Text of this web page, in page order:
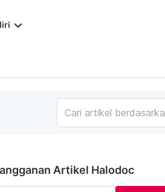
keyboard_arrow_down
Artikel Halodoc